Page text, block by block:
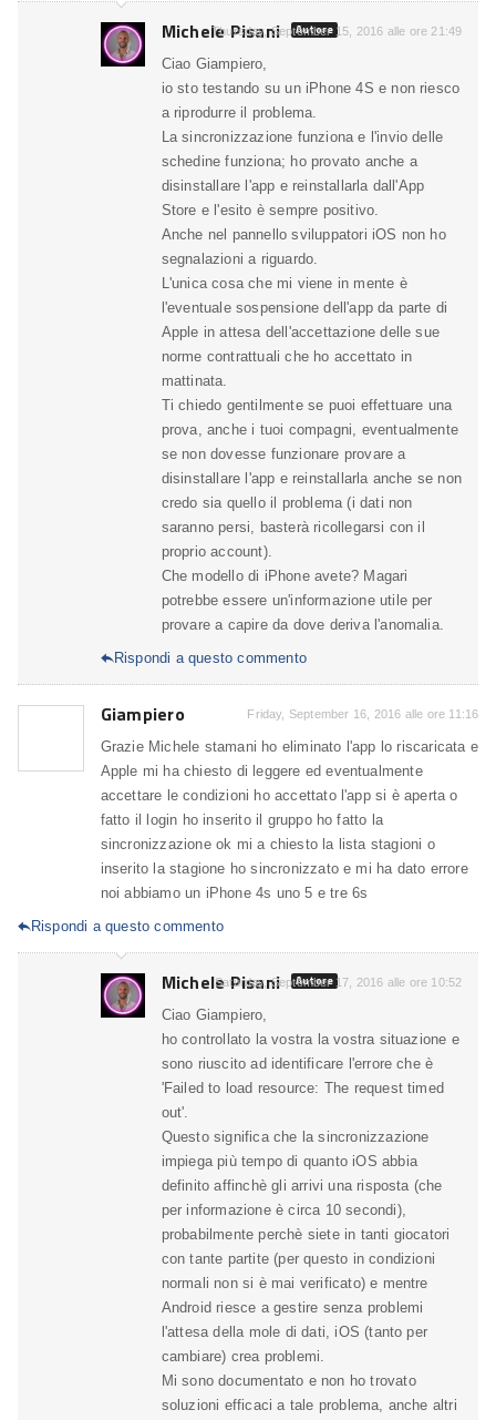
Michele Pisani Autore
Thursday, September 15, 2016 alle ore 21:49
Ciao Giampiero,
io sto testando su un iPhone 4S e non riesco
a riprodurre il problema.
La sincronizzazione funziona e l'invio delle
schedine funziona; ho provato anche a
disinstallare l'app e reinstallarla dall'App
Store e l'esito è sempre positivo.
Anche nel pannello sviluppatori iOS non ho
segnalazioni a riguardo.
L'unica cosa che mi viene in mente è
l'eventuale sospensione dell'app da parte di
Apple in attesa dell'accettazione delle sue
norme contrattuali che ho accettato in
mattinata.
Ti chiedo gentilmente se puoi effettuare una
prova, anche i tuoi compagni, eventualmente
se non dovesse funzionare provare a
disinstallare l'app e reinstallarla anche se non
credo sia quello il problema (i dati non
saranno persi, basterà ricollegarsi con il
proprio account).
Che modello di iPhone avete? Magari
potrebbe essere un'informazione utile per
provare a capire da dove deriva l'anomalia.
Rispondi a questo commento
Giampiero Friday, September 16, 2016 alle ore 11:16
Grazie Michele stamani ho eliminato l'app lo riscaricata e
Apple mi ha chiesto di leggere ed eventualmente
accettare le condizioni ho accettato l'app si è aperta o
fatto il login ho inserito il gruppo ho fatto la
sincronizzazione ok mi a chiesto la lista stagioni o
inserito la stagione ho sincronizzato e mi ha dato errore
noi abbiamo un iPhone 4s uno 5 e tre 6s
Rispondi a questo commento
Michele Pisani Autore
Saturday, September 17, 2016 alle ore 10:52
Ciao Giampiero,
ho controllato la vostra la vostra situazione e
sono riuscito ad identificare l'errore che è
'Failed to load resource: The request timed
out'.
Questo significa che la sincronizzazione
impiega più tempo di quanto iOS abbia
definito affinchè gli arrivi una risposta (che
per informazione è circa 10 secondi),
probabilmente perchè siete in tanti giocatori
con tante partite (per questo in condizioni
normali non si è mai verificato) e mentre
Android riesce a gestire senza problemi
l'attesa della mole di dati, iOS (tanto per
cambiare) crea problemi.
Mi sono documentato e non ho trovato
soluzioni efficaci a tale problema, anche altri